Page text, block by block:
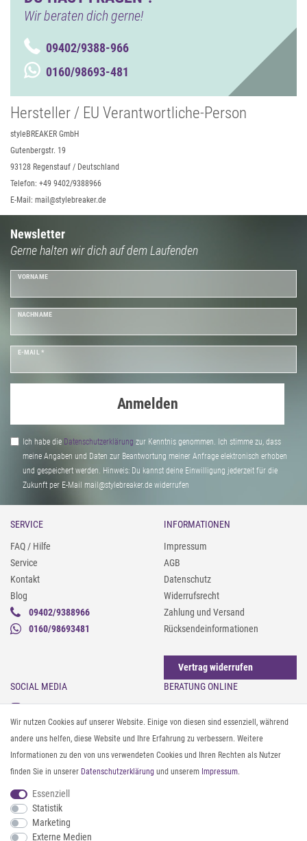
Wir beraten dich gerne!
09402/9388-966
0160/98693-481
Hersteller / EU Verantwortliche-Person
styleBREAKER GmbH
Gutenbergstr. 19
93128 Regenstauf / Deutschland
Telefon: +49 9402/9388966
E-Mail: mail@stylebreaker.de
Newsletter
Gerne halten wir dich auf dem Laufenden
VORNAME
NACHNAME
E-MAIL *
Anmelden
Ich habe die Daten­schutz­erklärung zur Kenntnis genommen. Ich stimme zu, dass
meine Angaben und Daten zur Beantwortung meiner Anfrage elektronisch erhoben
und gespeichert werden. Hinweis: Du kannst deine Einwilligung jederzeit für die
Zukunft per E-Mail mail@stylebreaker.de widerrufen
SERVICE
FAQ / Hilfe
Service
Kontakt
Blog
09402/9388966
0160/98693481
INFORMATIONEN
Impressum
AGB
Datenschutz
Widerrufsrecht
Zahlung und Versand
Rücksendeinformationen
Vertrag widerrufen
SOCIAL MEDIA
Instagram
Facebook
Pinterest
Twitter
Youtube
Threads
BERATUNG ONLINE
Gürtel messen & kürzen
Sonnenbrillen & UV-Schutz
Textilpflege
Textil- und Material-Guide
Geldbörse richtig organisieren
ZAHLUNG & VERSAND
Wir nutzen Cookies auf unserer Website. Einige von diesen sind essenziell, während
andere uns helfen, diese Website und Ihre Erfahrung zu verbessern. Weitere
Informationen zu den von uns verwendeten Cookies und Ihren Rechten als Nutzer
finden Sie in unserer Daten­schutz­erklärung und unserem Impressum.
Essenziell
Statistik
Marketing
Externe Medien